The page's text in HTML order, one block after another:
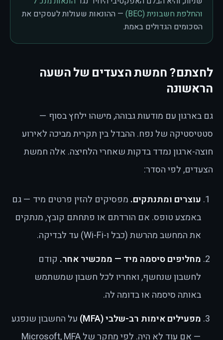
והחלפת חשבונית (BEC)
— ההונאות שעולות לעסקים את
הסכומים הגדולים באמת.
לחצתם? חמשת הצעדים של השעה
הראשונה
גם בארגון עם מודעות גבוהה, מישהו ילחץ בסוף —
סטטיסטיקה של נפח. ההבדל בין תקרית מביכה לאירוע
חוצה-ארגון נמדד בדקות שאחרי הלחיצה. אלה חמשת
הצעדים, לפי הסדר:
עוצרים ומתנתקים. מפסיקים להזין פרטים מיד — גם
באמצע טופס. אם הורדתם או פתחתם קובץ, מנתקים
את המחשב מהרשת (כבל ו-Wi-Fi) עד לבדיקה.
מחליפים סיסמה מיד — ממכשיר אחר. קודם
לחשבון שנחשף, ואחריו לכל חשבון שמשתמש
באותה סיסמה או בדומה לה.
מפעילים אימות רב-שלבי (MFA)
על החשבון שנפגע
— אם עוד לא היה. לפי מחקר של Microsoft, MFA